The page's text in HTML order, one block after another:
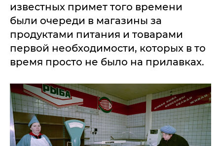
известных примет того времени
были очереди в магазины за
продуктами питания и товарами
первой необходимости, которых в то
время просто не было на прилавках.